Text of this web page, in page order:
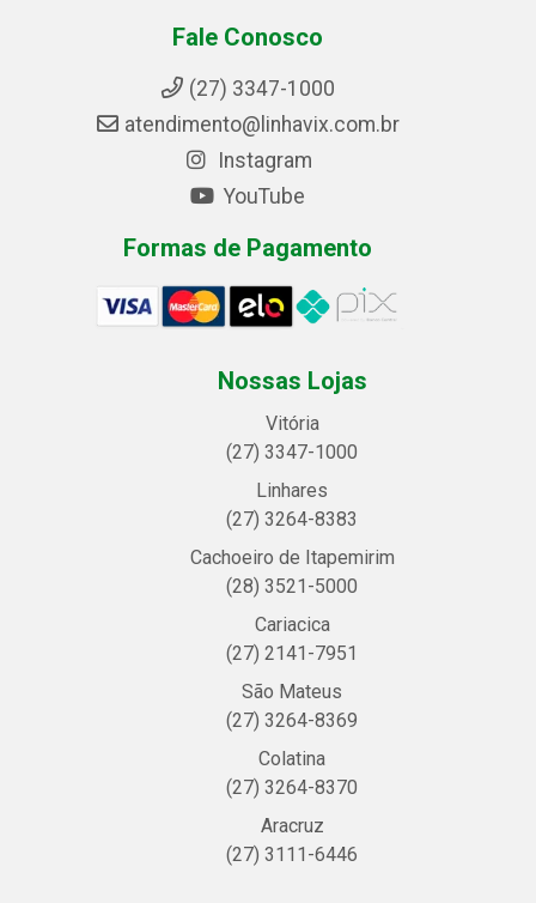
Fale Conosco
(27) 3347-1000
atendimento@linhavix.com.br
Instagram
YouTube
Formas de Pagamento
Nossas Lojas
Vitória
(27) 3347-1000
Linhares
(27) 3264-8383
Cachoeiro de Itapemirim
(28) 3521-5000
Cariacica
(27) 2141-7951
São Mateus
(27) 3264-8369
Colatina
(27) 3264-8370
Aracruz
(27) 3111-6446